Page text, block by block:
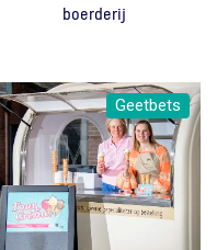
boerderij
Geetbets